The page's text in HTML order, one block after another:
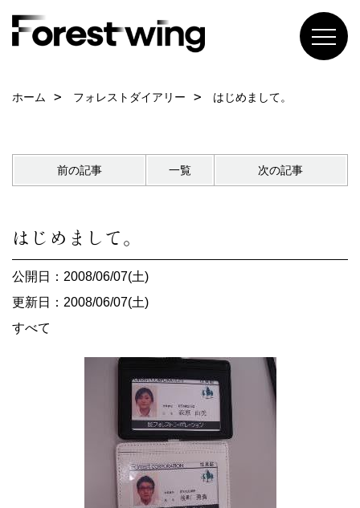
ホーム フォレストダイアリー はじめまして。
前の記事 一覧 次の記事
はじめまして。
公開日：2008/06/07(土)
更新日：2008/06/07(土)
すべて